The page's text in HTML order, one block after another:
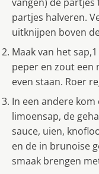
partjes halveren.
uitknijpen boven
Maak van het
peper en zout een
even staan. Roer
In een andere
limoensap, de
sauce, uien,
en de in brunoise
smaak brengen